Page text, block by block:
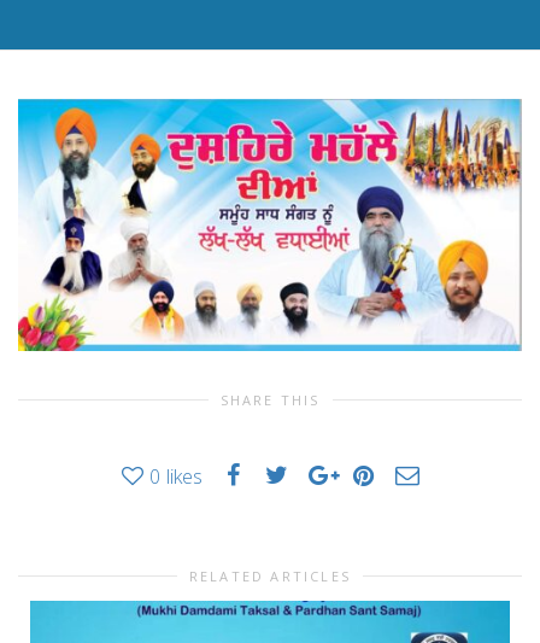
SHARE THIS
0 likes
RELATED ARTICLES